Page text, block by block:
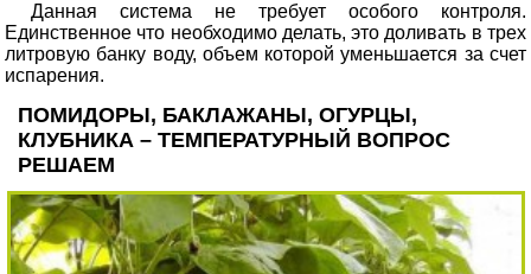
Данная система не требует особого контроля.
Единственное что необходимо делать, это доливать в трех
литровую банку воду, объем которой уменьшается за счет
испарения.
ПОМИДОРЫ, БАКЛАЖАНЫ, ОГУРЦЫ,
КЛУБНИКА – ТЕМПЕРАТУРНЫЙ ВОПРОС
РЕШАЕМ